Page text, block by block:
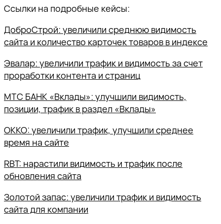
Ссылки на подробные кейсы:
ДоброСтрой: увеличили среднюю видимость
сайта и количество карточек товаров в индексе
Эвалар: увеличили трафик и видимость за счет
проработки контента и страниц
МТС БАНК «Вклады»: улучшили видимость,
позиции, трафик в раздел «Вклады»
OKKO: увеличили трафик, улучшили среднее
время на сайте
RBT: нарастили видимость и трафик после
обновления сайта
Золотой запас: увеличили трафик и видимость
сайта для компании